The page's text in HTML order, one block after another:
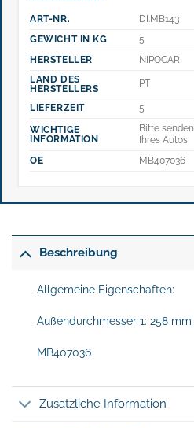
ART-NR.
DI.MB143
GEWICHT IN KG
5
HERSTELLER
NIPOCAR
LAND DES
HERSTELLERS
PT
LIEFERZEIT
5
WICHTIGE
INFORMATION
Bitte
Ihres Autos
OE
MB407036
Beschreibung
Allgemeine Eigenschaften:
Außendurchmesser 1: 258 mm
MB407036
Zusätzliche Information